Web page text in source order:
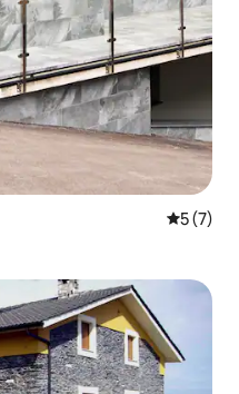
Średnia
5 (7)